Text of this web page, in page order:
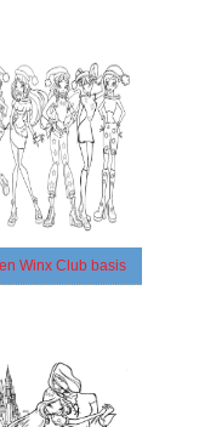
Winx Club basis